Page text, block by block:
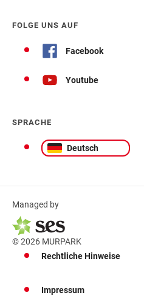
FOLGE UNS AUF
Facebook
Youtube
SPRACHE
Deutsch
Managed by
© 2026 MURPARK
Rechtliche Hinweise
Impressum